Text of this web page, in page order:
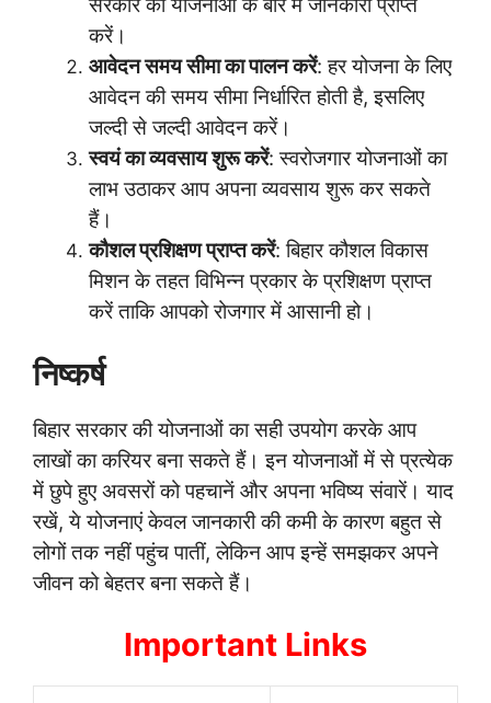
सरकार की योजनाओं के बारे में जानकारी प्राप्त
करें।
आवेदन समय सीमा का पालन करें: हर योजना के लिए
आवेदन की समय सीमा निर्धारित होती है, इसलिए
जल्दी से जल्दी आवेदन करें।
स्वयं का व्यवसाय शुरू करें: स्वरोजगार योजनाओं का
लाभ उठाकर आप अपना व्यवसाय शुरू कर सकते
हैं।
कौशल प्रशिक्षण प्राप्त करें: बिहार कौशल विकास
मिशन के तहत विभिन्न प्रकार के प्रशिक्षण प्राप्त
करें ताकि आपको रोजगार में आसानी हो।
निष्कर्ष
बिहार सरकार की योजनाओं का सही उपयोग करके आप
लाखों का करियर बना सकते हैं। इन योजनाओं में से प्रत्येक
में छुपे हुए अवसरों को पहचानें और अपना भविष्य संवारें। याद
रखें, ये योजनाएं केवल जानकारी की कमी के कारण बहुत से
लोगों तक नहीं पहुंच पातीं, लेकिन आप इन्हें समझकर अपने
जीवन को बेहतर बना सकते हैं।
Important Links